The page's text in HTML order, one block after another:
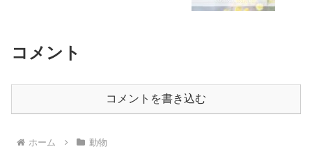
コメント
コメントを書き込む
ホーム 動物